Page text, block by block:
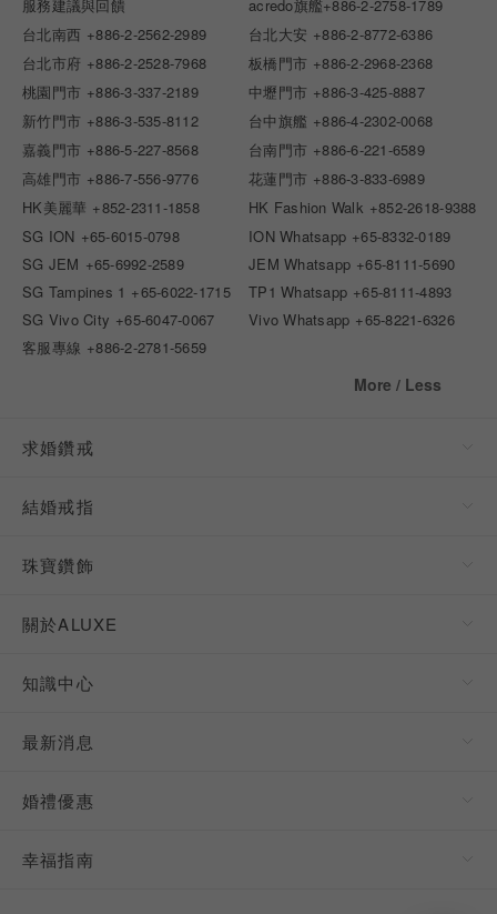
服務建議與回饋 acredo旗艦+886-2-2758-1789
台北南西 +886-2-2562-2989 台北大安 +886-2-8772-6386
台北市府 +886-2-2528-7968 板橋門市 +886-2-2968-2368
桃園門市 +886-3-337-2189 中壢門市 +886-3-425-8887
新竹門市 +886-3-535-8112 台中旗艦 +886-4-2302-0068
嘉義門市 +886-5-227-8568 台南門市 +886-6-221-6589
高雄門市 +886-7-556-9776 花蓮門市 +886-3-833-6989
HK美麗華 +852-2311-1858 HK Fashion Walk +852-2618-9388
SG ION +65-6015-0798 ION Whatsapp +65-8332-0189
SG JEM +65-6992-2589 JEM Whatsapp +65-8111-5690
SG Tampines 1 +65-6022-1715 TP1 Whatsapp +65-8111-4893
SG Vivo City +65-6047-0067 Vivo Whatsapp +65-8221-6326
客服專線 +886-2-2781-5659
More / Less
求婚鑽戒
結婚戒指
珠寶鑽飾
關於ALUXE
知識中心
最新消息
婚禮優惠
幸福指南